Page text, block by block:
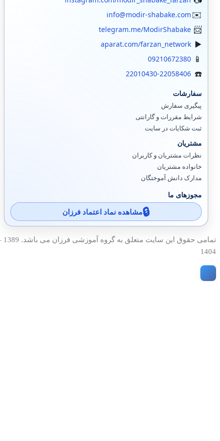
info@modir-shabake.com
telegram.me/ModirShabake
aparat.com/farzan_network
09210672380
22010430-22058406
سفارشات
پیگیری سفارش
شرایط مقررات و گارانتی
ثبت شکایات در سایت
مشتریان
نظرات مشتریان و کاربران
خانواده مشتریان
مدارک دانش آموختگان
مجوزهای ما
مشاهده نماد اعتماد فرزان
تمامی حقوق این
1404